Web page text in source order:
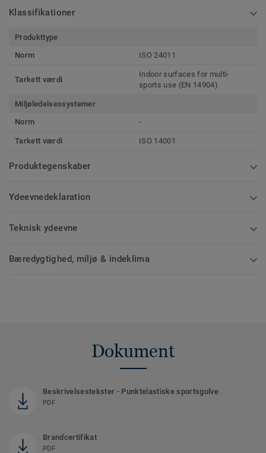
Klassifikationer
Produkttype
Norm
ISO 24011
Tarkett værdi
Indoor surfaces for multi-
sports use (EN 14904)
Miljøledelsessystemer
Norm
-
Tarkett værdi ISO 14001
Produktegenskaber
Ydeevnedeklaration
Teknisk ydeevne
Bæredygtighed, miljø & indeklima
Dokument
Beskrivelsestekster - Punktelastiske sportsgulve
PDF
Brandcertifikat
PDF